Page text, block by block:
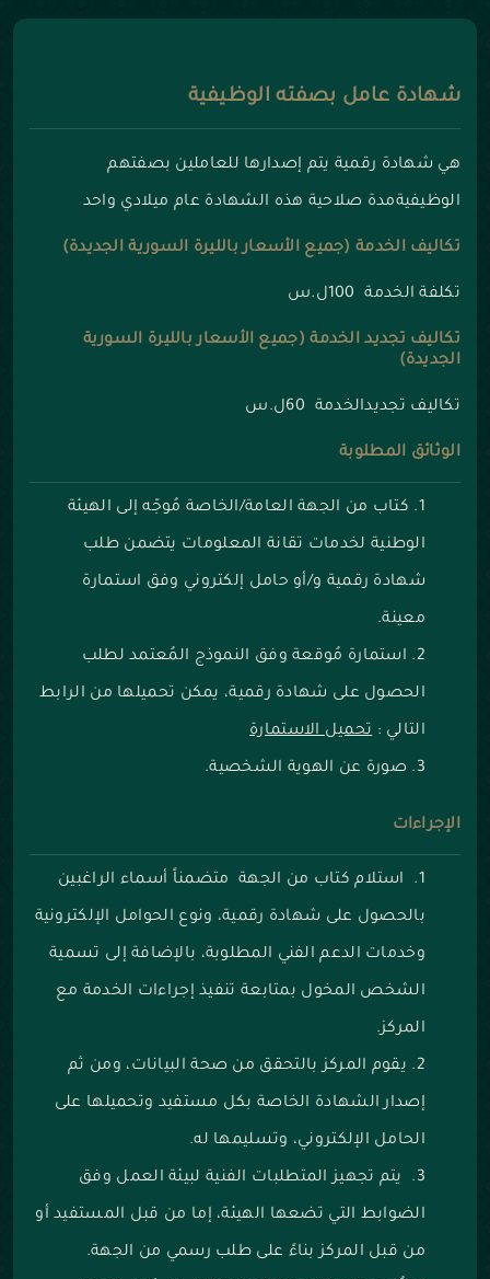
شهادة عامل بصفته الوظيفية
هي شهادة رقمية يتم إصدارها للعاملين بصفتهم
الوظيفيةمدة صلاحية هذه الشهادة عام ميلادي واحد
تكاليف الخدمة (جميع الأسعار بالليرة السورية الجديدة)
تكلفة الخدمة 100ل.س
تكاليف تجديد الخدمة (جميع الأسعار بالليرة السورية
الجديدة)
تكاليف تجديدالخدمة 60ل.س
الوثائق المطلوبة
كتاب من الجهة العامة/الخاصة مُوجّه إلى الهيئة
الوطنية لخدمات تقانة المعلومات يتضمن طلب
شهادة رقمية و/أو حامل إلكتروني وفق استمارة
معينة.
استمارة مُوقعة وفق النموذج المُعتمد لطلب
الحصول على شهادة رقمية، يمكن تحميلها من الرابط
التالي :تحميل الاستمارة
صورة عن الهوية الشخصية.
الإجراءات
استلام كتاب من الجهة متضمناً أسماء الراغبين
بالحصول على شهادة رقمية، ونوع الحوامل الإلكترونية
وخدمات الدعم الفني المطلوبة، بالإضافة إلى تسمية
الشخص المخول بمتابعة تنفيذ إجراءات الخدمة مع
المركز.
يقوم المركز بالتحقق من صحة البيانات، ومن ثم
إصدار الشهادة الخاصة بكل مستفيد وتحميلها على
الحامل الإلكتروني، وتسليمها له.
يتم تجهيز المتطلبات الفنية لبيئة العمل وفق
الضوابط التي تضعها الهيئة، إما من قبل المستفيد أو
من قبل المركز بناءً على طلب رسمي من الجهة.